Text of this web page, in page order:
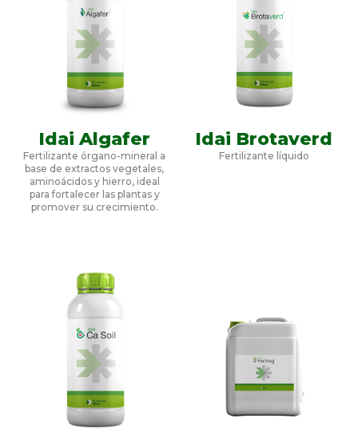
Idai Algafer
Fertilizante órgano-mineral a
base de extractos vegetales,
aminoácidos y hierro, ideal
para fortalecer las plantas y
promover su crecimiento.
Idai Brotaverd
Fertilizante líquido